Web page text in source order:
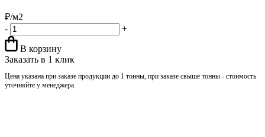
₽/м2
-
+
В корзину
Заказать в 1 клик
Цена указана при заказе продукции до 1 тонны, при заказе свыше тонны - стоимость
уточняйте у менеджера.